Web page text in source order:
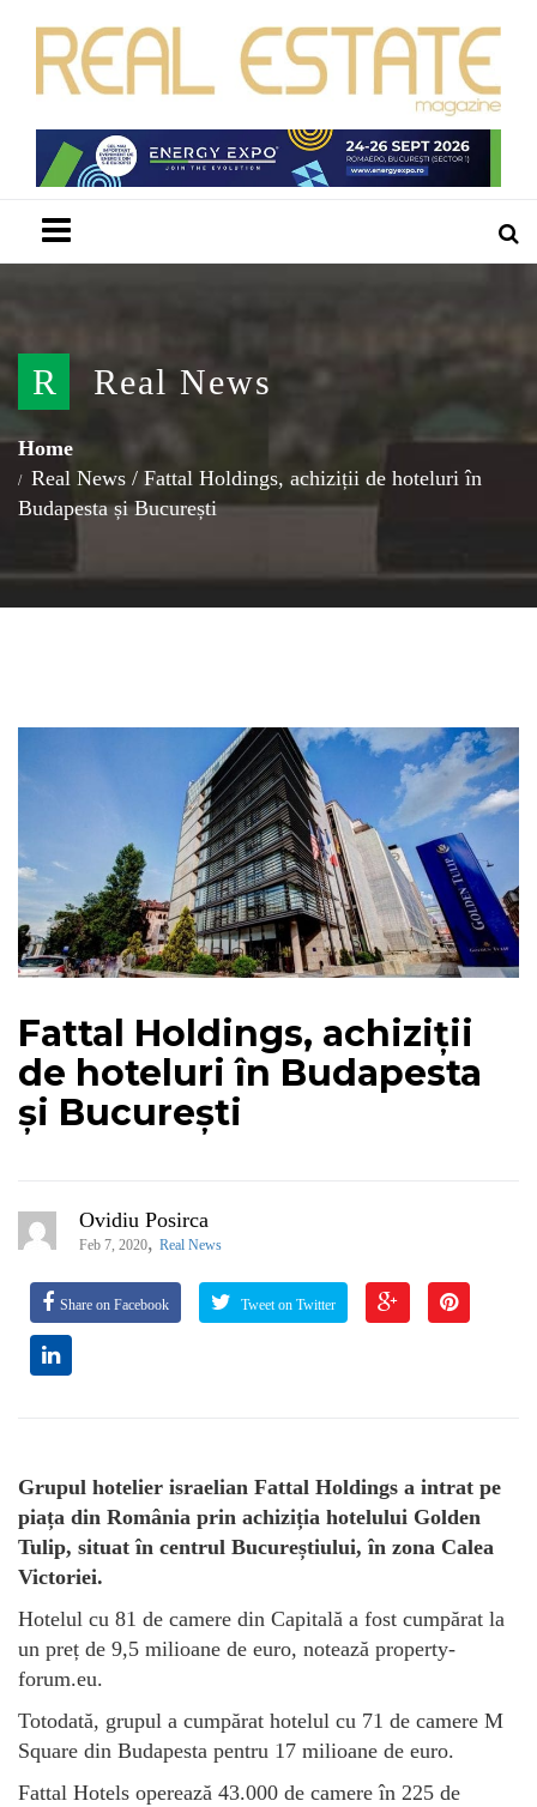
R Real News
Home
Real News / Fattal Holdings, achiziții de hoteluri în
Budapesta și București
Fattal Holdings, achiziții
de hoteluri în Budapesta
și București
Ovidiu Posirca
Feb 7, 2020, Real News
Share on Facebook Tweet on Twitter
Grupul hotelier israelian Fattal Holdings a intrat pe
piața din România prin achiziția hotelului Golden
Tulip, situat în centrul Bucureștiului, în zona Calea
Victoriei.
Hotelul cu 81 de camere din Capitală a fost cumpărat la
un preț de 9,5 milioane de euro, notează property-
forum.eu.
Totodată, grupul a cumpărat hotelul cu 71 de camere M
Square din Budapesta pentru 17 milioane de euro.
Fattal Hotels operează 43.000 de camere în 225 de